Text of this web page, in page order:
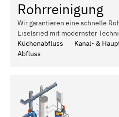
Rohrreinigung
Wir garantieren eine schnelle
Eiselsried mit modernster
Küchenabfluss
Kanal- &
Abfluss